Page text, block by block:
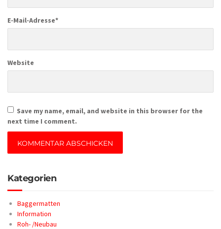
E-Mail-Adresse*
Website
Save my name, email, and website in this browser for the
next time I comment.
Kategorien
Baggermatten
Information
Roh- /Neubau